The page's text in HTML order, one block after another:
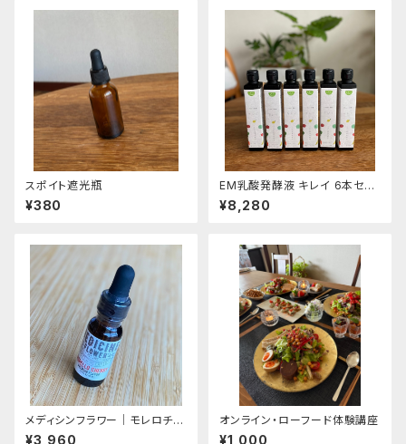
スポイト遮光瓶
¥380
EM乳酸発酵液 キレイ 6本セッ
ト（送料無料）
¥8,280
メディシンフラワー｜モレロチェ
リー｜プレミアムライン（残2本）
¥3,960
オンライン・ローフード体験講座
¥1,000